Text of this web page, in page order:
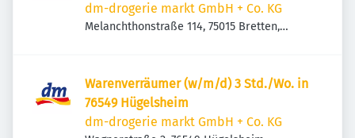
dm-drogerie markt GmbH + Co. KG
Melanchthonstraße 114, 75015 Bretten,
Warenverräumer (w/m/d) 3 Std./Wo. in
76549 Hügelsheim
dm-drogerie markt GmbH + Co. KG